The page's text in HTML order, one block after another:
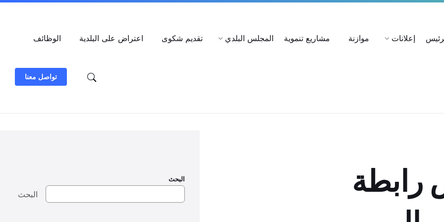
إعلانات موازنة مشاريع تنموية المجلس البلدي تقديم شكوى اعتراض على البلدية
الوظائف
تواصل معنا
رابطة
البحث
البحث